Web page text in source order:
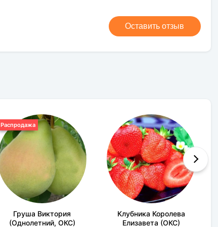
Чернозем,обычная почва,глина
Оставить отзыв
Груша Виктория
(Однолетний, ОКС)
Распродажа
Клубника Королева
Елизавета (ОКС)